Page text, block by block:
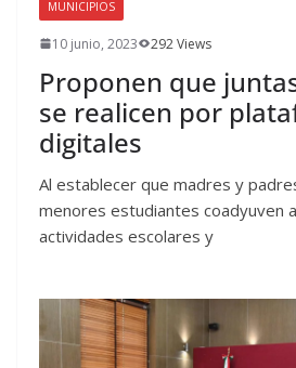
MUNICIPIOS
10 junio, 2023 292 Views
Proponen que
se realicen por
digitales
Al establecer que madres y
menores estudiantes coadyuven
actividades escolares y